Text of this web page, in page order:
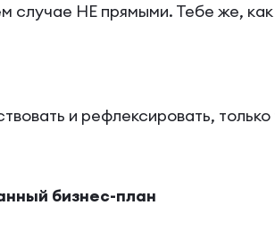
случае НЕ прямыми. Тебе же,
и рефлексировать, только
бизнес-план